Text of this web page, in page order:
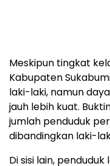
Meskipun tingkat
Kabupaten
laki-laki, namun
jauh lebih kuat.
jumlah penduduk
dibandingkan laki-
Di sisi lain,